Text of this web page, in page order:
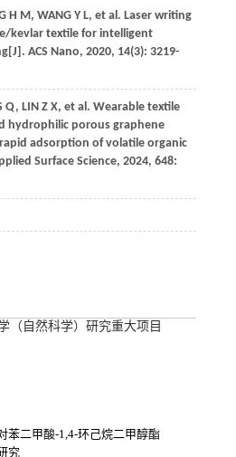
H M, WANG Y L, et al. Laser writing
kevlar textile for intelligent
ACS Nano, 2020, 14(3): 3219-
Q, LIN Z X, et al. Wearable textile
hydrophilic porous graphene
adsorption of volatile organic
Surface Science, 2024, 648:
（自然科学）研究重大项目